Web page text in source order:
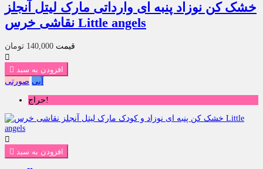
خشک کن نوزاد پنبه ای وارداتی مارک لیتل آنجلز
نقاشی خرس Little angels
قیمت 140,000 تومان

 افزودن به سبد
آبی صورتی
حراج!

 افزودن به سبد